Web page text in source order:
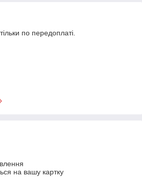
по передоплаті.
на вашу картку